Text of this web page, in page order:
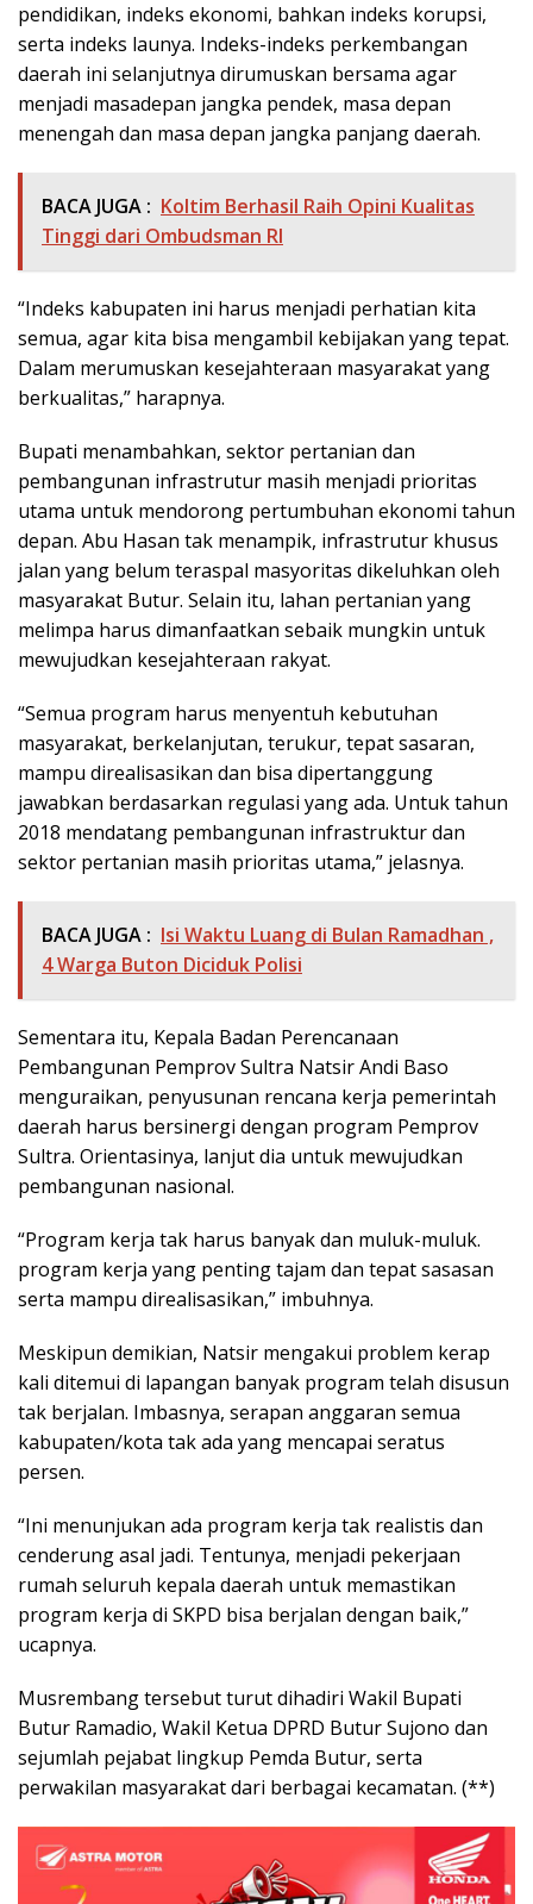
pendidikan, indeks ekonomi, bahkan indeks korupsi,
serta indeks launya. Indeks-indeks perkembangan
daerah ini selanjutnya dirumuskan bersama agar
menjadi masadepan jangka pendek, masa depan
menengah dan masa depan jangka panjang daerah.
BACA JUGA : Koltim Berhasil Raih Opini Kualitas
Tinggi dari Ombudsman RI
“Indeks kabupaten ini harus menjadi perhatian kita
semua, agar kita bisa mengambil kebijakan yang tepat.
Dalam merumuskan kesejahteraan masyarakat yang
berkualitas,” harapnya.
Bupati menambahkan, sektor pertanian dan
pembangunan infrastrutur masih menjadi prioritas
utama untuk mendorong pertumbuhan ekonomi tahun
depan. Abu Hasan tak menampik, infrastrutur khusus
jalan yang belum teraspal masyoritas dikeluhkan oleh
masyarakat Butur. Selain itu, lahan pertanian yang
melimpa harus dimanfaatkan sebaik mungkin untuk
mewujudkan kesejahteraan rakyat.
“Semua program harus menyentuh kebutuhan
masyarakat, berkelanjutan, terukur, tepat sasaran,
mampu direalisasikan dan bisa dipertanggung
jawabkan berdasarkan regulasi yang ada. Untuk tahun
2018 mendatang pembangunan infrastruktur dan
sektor pertanian masih prioritas utama,” jelasnya.
BACA JUGA : Isi Waktu Luang di Bulan Ramadhan ,
4 Warga Buton Diciduk Polisi
Sementara itu, Kepala Badan Perencanaan
Pembangunan Pemprov Sultra Natsir Andi Baso
menguraikan, penyusunan rencana kerja pemerintah
daerah harus bersinergi dengan program Pemprov
Sultra. Orientasinya, lanjut dia untuk mewujudkan
pembangunan nasional.
“Program kerja tak harus banyak dan muluk-muluk.
program kerja yang penting tajam dan tepat sasasan
serta mampu direalisasikan,” imbuhnya.
Meskipun demikian, Natsir mengakui problem kerap
kali ditemui di lapangan banyak program telah disusun
tak berjalan. Imbasnya, serapan anggaran semua
kabupaten/kota tak ada yang mencapai seratus
persen.
“Ini menunjukan ada program kerja tak realistis dan
cenderung asal jadi. Tentunya, menjadi pekerjaan
rumah seluruh kepala daerah untuk memastikan
program kerja di SKPD bisa berjalan dengan baik,”
ucapnya.
Musrembang tersebut turut dihadiri Wakil Bupati
Butur Ramadio, Wakil Ketua DPRD Butur Sujono dan
sejumlah pejabat lingkup Pemda Butur, serta
perwakilan masyarakat dari berbagai kecamatan. (**)